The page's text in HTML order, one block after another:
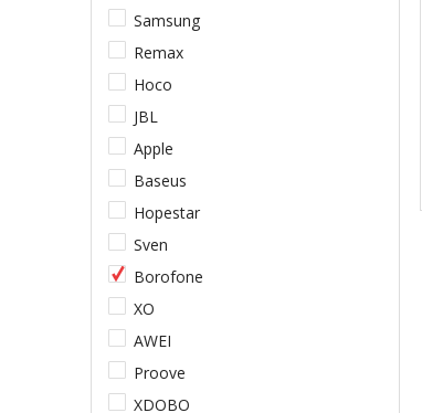
Samsung
Remax
Hoco
JBL
Apple
Baseus
Hopestar
Sven
Borofone
XO
AWEI
Proove
XDOBO